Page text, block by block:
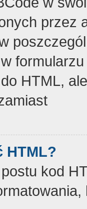
przez
HTML,
HTML?
kod